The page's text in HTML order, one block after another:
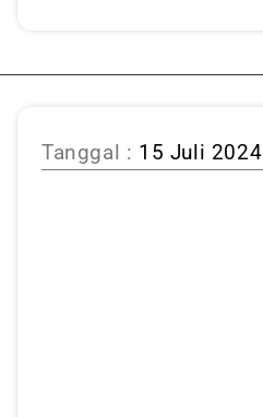
Tanggal : 15 Juli 2024